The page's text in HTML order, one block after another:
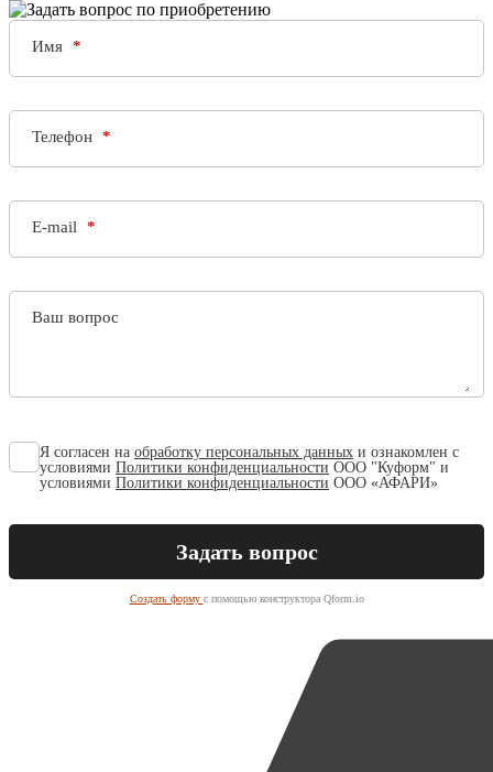
Имя
Телефон
E-mail
Ваш вопрос
Я согласен на обработку персональных данных и ознакомлен с
условиями Политики конфиденциальности ООО "Куформ" и
условиями Политики конфиденциальности ООО «АФАРИ»
Создать форму с помощью конструктора Qform.io